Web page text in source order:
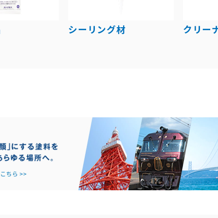
シーリング材 クリー